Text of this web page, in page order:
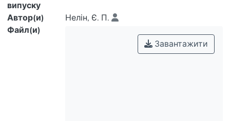
випуску
Автор(и)
Нелін, Є. П.
Файл(и)
Завантажити